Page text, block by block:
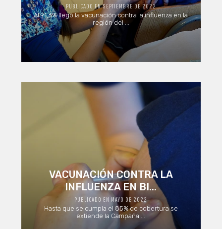
PUBLICADO EN SEPTIEMBRE DE 2022
Al 91,6% llegó la vacunación contra la influenza en la
región del ...
VACUNACIÓN CONTRA LA
INFLUENZA EN BI...
PUBLICADO EN MAYO DE 2022
Hasta que se cumpla el 85% de cobertura se
extiende la Campaña ...